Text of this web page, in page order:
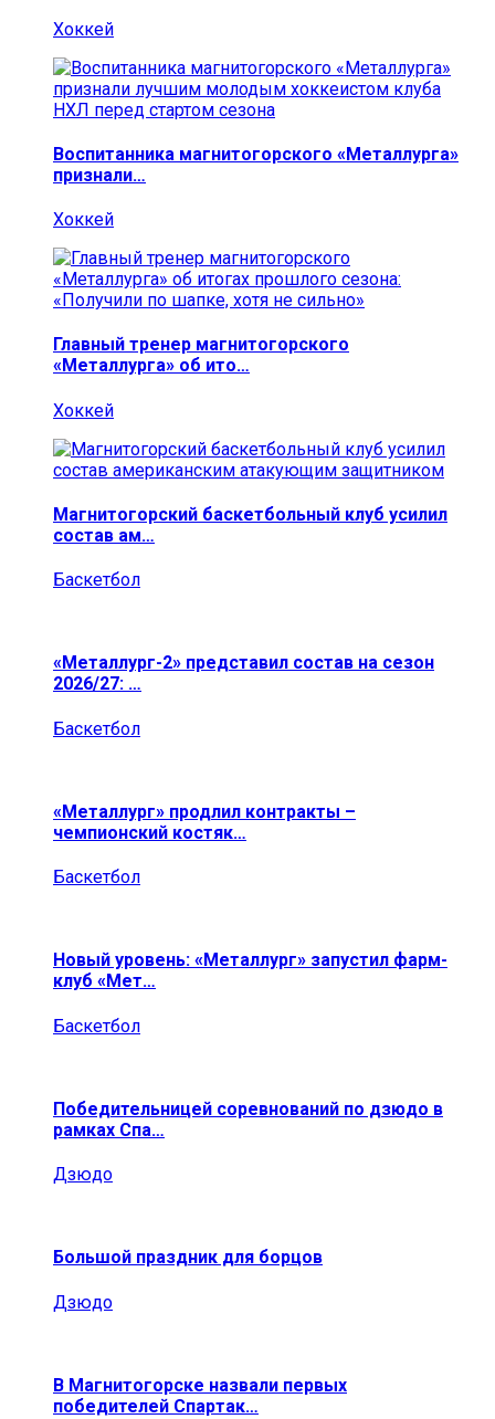
Хоккей
Воспитанника магнитогорского «Металлурга»
признали…
Хоккей
Главный тренер магнитогорского
«Металлурга» об ито…
Хоккей
Магнитогорский баскетбольный клуб усилил
состав ам…
Баскетбол
«Металлург-2» представил состав на сезон
2026/27: …
Баскетбол
«Металлург» продлил контракты –
чемпионский костяк…
Баскетбол
Новый уровень: «Металлург» запустил фарм-
клуб «Мет…
Баскетбол
Победительницей соревнований по дзюдо в
рамках Спа…
Дзюдо
Большой праздник для борцов
Дзюдо
В Магнитогорске назвали первых
победителей Спартак…